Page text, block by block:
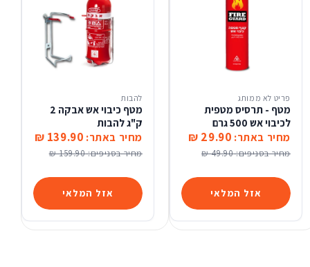
אזל המלאי
פריט לא ממותג
מטף - תרסיס מטפית
לכיבוי אש 500 גרם
מחיר באתר: 29.90 ₪
מחיר בסניפים:49.90 ₪
אזל המלאי
להבות
מטף כיבוי אש אבקה 2
ק"ג להבות
מחיר באתר: 139.90 ₪
מחיר בסניפים:159.90 ₪